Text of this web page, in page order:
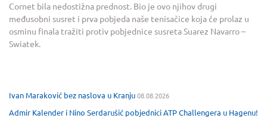
Cornet bila nedostižna prednost. Bio je ovo njihov drugi
međusobni susret i prva pobjeda naše tenisačice koja će prolaz u
osminu finala tražiti protiv pobjednice susreta Suarez Navarro –
Swiatek.
Ivan Maraković bez naslova u Kranju08.08.2026
Admir Kalender i Nino Serdarušić pobjednici ATP Challengera u Hagenu!